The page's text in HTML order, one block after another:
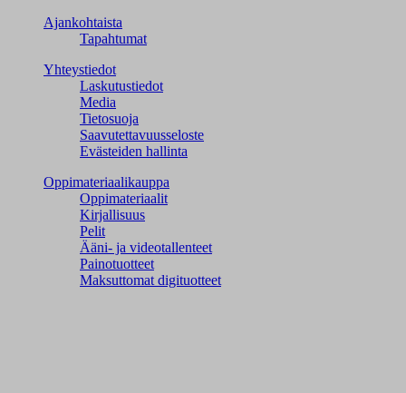
Ajankohtaista
Tapahtumat
Yhteystiedot
Laskutustiedot
Media
Tietosuoja
Saavutettavuusseloste
Evästeiden hallinta
Oppimateriaalikauppa
Oppimateriaalit
Kirjallisuus
Pelit
Ääni- ja videotallenteet
Painotuotteet
Maksuttomat digituotteet